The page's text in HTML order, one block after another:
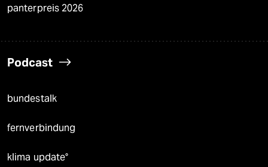
panterpreis 2026
Podcast
bundestalk
fernverbindung
klima update°